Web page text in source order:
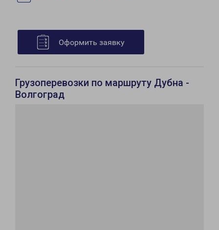
Оформить заявку
Грузоперевозки по маршруту Дубна -
Волгоград